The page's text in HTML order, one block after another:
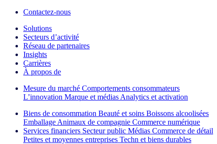
Contactez-nous
Solutions
Secteurs d’activité
Réseau de partenaires
Insights
Carrières
À propos de
Mesure du marché Comportements consommateurs
L’innovation Marque et médias Analytics et activation
Biens de consommation Beauté et soins Boissons alcoolisées
Emballage Animaux de compagnie Commerce numérique
Services financiers Secteur public Médias Commerce de détail
Petites et moyennes entreprises Techn et biens durables